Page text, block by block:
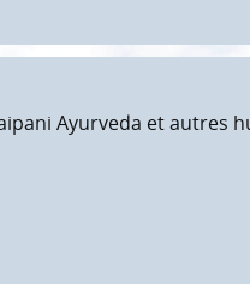
Ayurveda et autres